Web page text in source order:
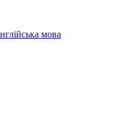
мова